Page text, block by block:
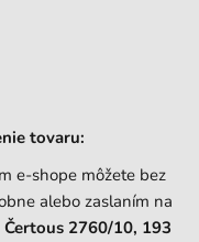
tovaru:
e-shope môžete bez
alebo zaslaním na
Čertous 2760/10, 193